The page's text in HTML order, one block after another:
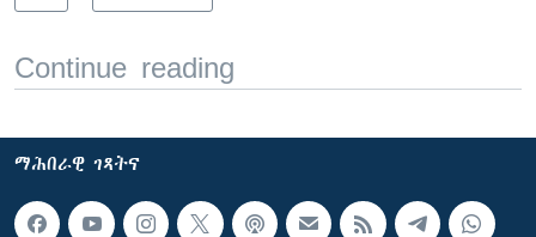
Continue reading
ማሕበራዊ ገጻትና